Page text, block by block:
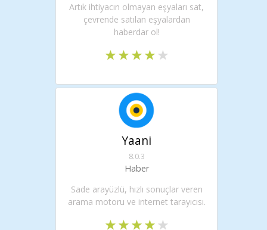
Artık ihtiyacın olmayan eşyaları sat,
çevrende satılan eşyalardan
haberdar ol!
Yaani
8.0.3
Haber
Sade arayüzlü, hızlı sonuçlar veren
arama motoru ve internet tarayıcısı.